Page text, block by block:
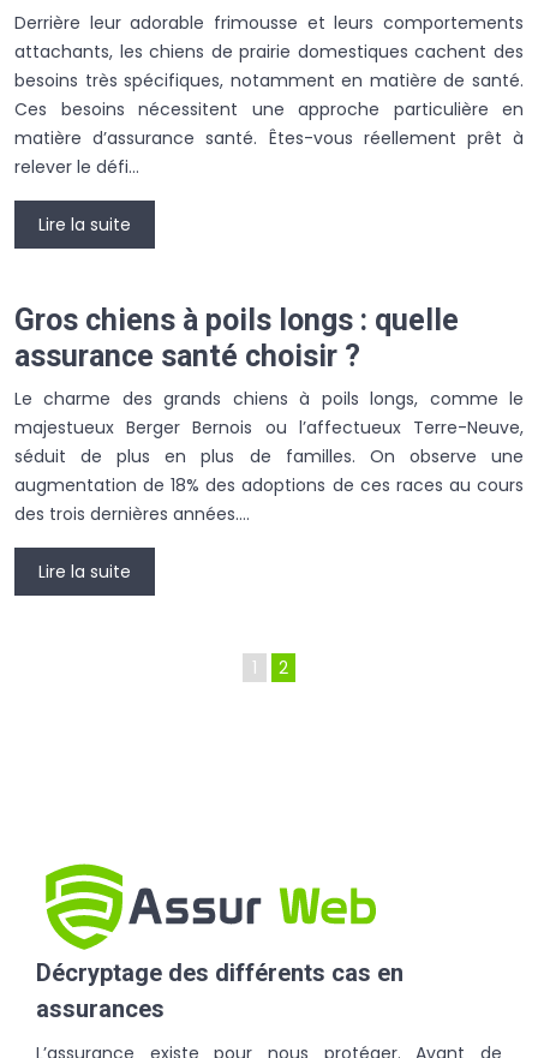
Derrière leur adorable frimousse et leurs comportements
attachants, les chiens de prairie domestiques cachent des
besoins très spécifiques, notamment en matière de santé.
Ces besoins nécessitent une approche particulière en
matière d’assurance santé. Êtes-vous réellement prêt à
relever le défi…
Lire la suite
Gros chiens à poils longs : quelle
assurance santé choisir ?
Le charme des grands chiens à poils longs, comme le
majestueux Berger Bernois ou l’affectueux Terre-Neuve,
séduit de plus en plus de familles. On observe une
augmentation de 18% des adoptions de ces races au cours
des trois dernières années….
Lire la suite
1 2
Décryptage des différents cas en
assurances